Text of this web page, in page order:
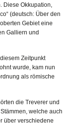
Diese Okkupation,
(deutsch: Über den
Gebiet eine
Galliern und
Zeitpunkt
wurde, kam nun
als römische
die Treverer und
welche auch
über verschiedene